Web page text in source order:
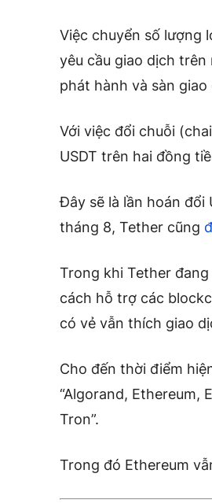
Việc chuyển số lượng
yêu cầu giao dịch
phát hành và sàn
Với việc đổi chuỗi
USDT trên hai đồng
Đây sẽ là lần hoán đổi
tháng 8, Tether cũng
Trong khi Tether
cách hỗ trợ các
có vẻ vẫn thích giao
Cho đến thời điểm
“Algorand, Ethereum,
Tron”.
Trong đó Ethereum